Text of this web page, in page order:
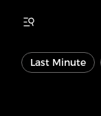
Last Minute